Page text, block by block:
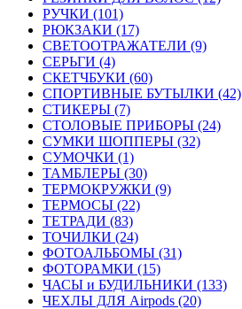
РУЧКИ (101)
РЮКЗАКИ (17)
СВЕТООТРАЖАТЕЛИ (9)
СЕРЬГИ (4)
СКЕТЧБУКИ (60)
СПОРТИВНЫЕ БУТЫЛКИ (42)
СТИКЕРЫ (7)
СТОЛОВЫЕ ПРИБОРЫ (24)
СУМКИ ШОППЕРЫ (32)
СУМОЧКИ (1)
ТАМБЛЕРЫ (30)
ТЕРМОКРУЖКИ (9)
ТЕРМОСЫ (22)
ТЕТРАДИ (83)
ТОЧИЛКИ (24)
ФОТОАЛЬБОМЫ (31)
ФОТОРАМКИ (15)
ЧАСЫ и БУДИЛЬНИКИ (133)
ЧЕХЛЫ ДЛЯ Airpods (20)